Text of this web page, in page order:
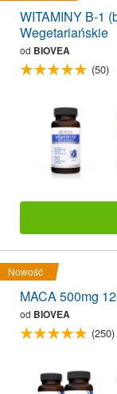
WITAMINY B-1 (bardzo
Wegetariańskie
od BIOVEA
(50)
Nowość
MACA 500mg
od BIOVEA
(250)